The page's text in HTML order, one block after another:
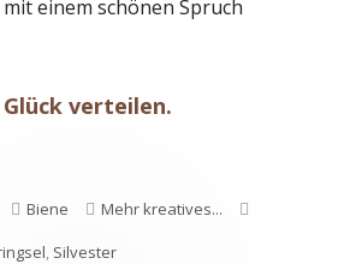
einem schönen Spruch
verteilen.
Autor
Biene Kategorien
Mehr kreatives...
Silvester